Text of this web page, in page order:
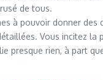
de tous.
à pouvoir donner
Vous incitez la
presque rien, à part